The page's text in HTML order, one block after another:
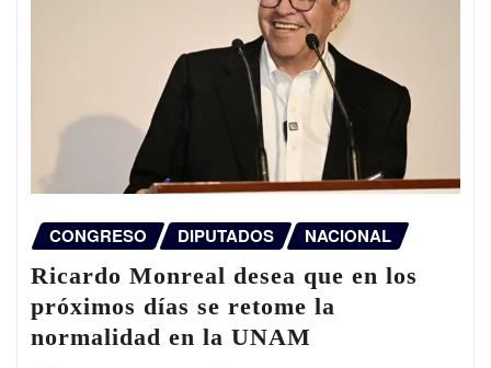
CONGRESO DIPUTADOS NACIONAL
Ricardo Monreal desea que en los
próximos días se retome la
normalidad en la UNAM